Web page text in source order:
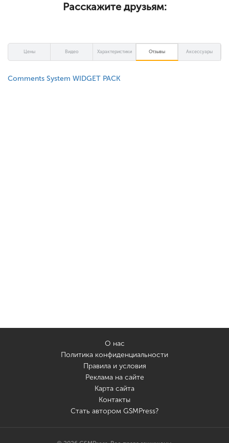
Расскажите друзьям:
Цены Видео Характеристики Отзывы Аксессуары
Comments System WIDGET PACK
О нас
Политика конфиденциальности
Правила и условия
Реклама на сайте
Карта сайта
Контакты
Стать автором GSMPress?